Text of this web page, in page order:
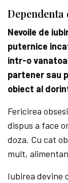
Nevoile de
puternice
intr-o
partener sau
obiect al
Fericirea
dispus a face
doza. Cu cat
mult,
Iubirea devine